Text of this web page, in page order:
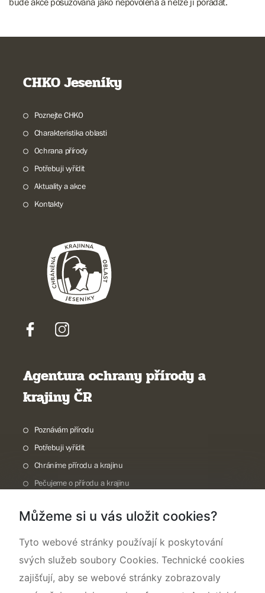
CHKO Jeseníky
Poznejte CHKO
Charakteristika oblasti
Ochrana přírody
Potřebuji vyřídit
Aktuality a akce
Kontakty
Agentura ochrany přírody a
krajiny ČR
Poznávám přírodu
Potřebuji vyřídit
Chráníme přírodu a krajinu
Pečujeme o přírodu a krajinu
O nás
Můžeme si u vás uložit cookies?
Tyto webové stránky používají k poskytování
svých služeb soubory Cookies. Technické cookies
zajišťují, aby se webové stránky zobrazovaly